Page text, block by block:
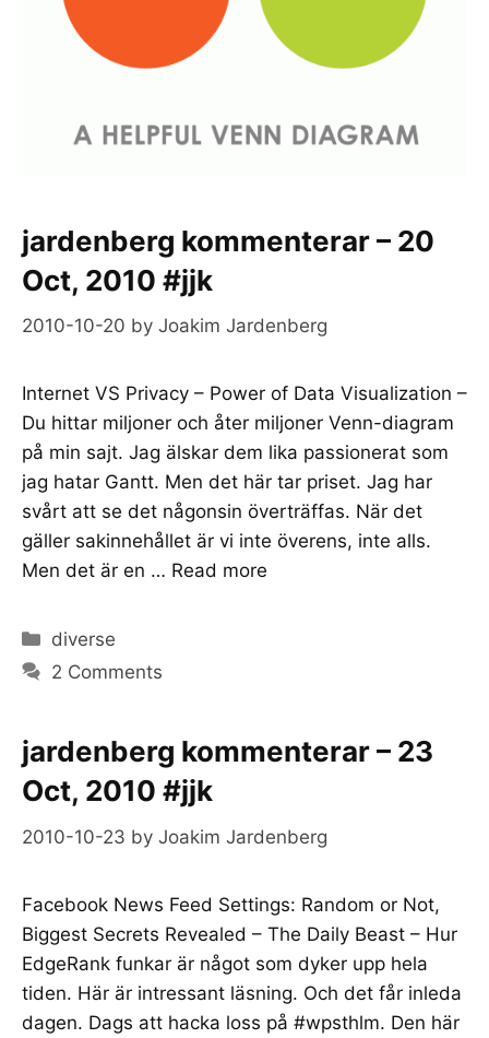
jardenberg kommenterar – 20
Oct, 2010 #jjk
2010-10-20 by Joakim Jardenberg
Internet VS Privacy – Power of Data Visualization –
Du hittar miljoner och åter miljoner Venn-diagram
på min sajt. Jag älskar dem lika passionerat som
jag hatar Gantt. Men det här tar priset. Jag har
svårt att se det någonsin överträffas. När det
gäller sakinnehållet är vi inte överens, inte alls.
Men det är en … Read more
Categories
diverse
2 Comments
jardenberg kommenterar – 23
Oct, 2010 #jjk
2010-10-23 by Joakim Jardenberg
Facebook News Feed Settings: Random or Not,
Biggest Secrets Revealed – The Daily Beast – Hur
EdgeRank funkar är något som dyker upp hela
tiden. Här är intressant läsning. Och det får inleda
dagen. Dags att hacka loss på #wpsthlm. Den här